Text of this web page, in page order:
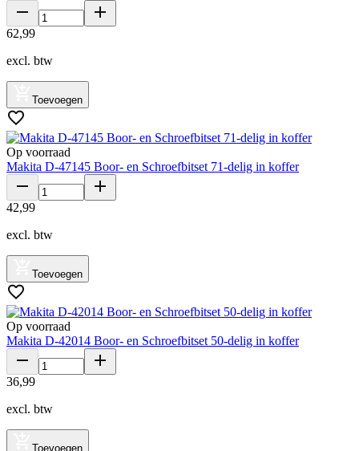
62,99
excl. btw
Toevoegen
Op voorraad
Makita D-47145 Boor- en Schroefbitset 71-delig in koffer
42,99
excl. btw
Toevoegen
Op voorraad
Makita D-42014 Boor- en Schroefbitset 50-delig in koffer
36,99
excl. btw
Toevoegen